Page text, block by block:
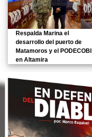
Respalda Marina el
desarrollo del puerto de
Matamoros y el PODECOBI
en Altamira